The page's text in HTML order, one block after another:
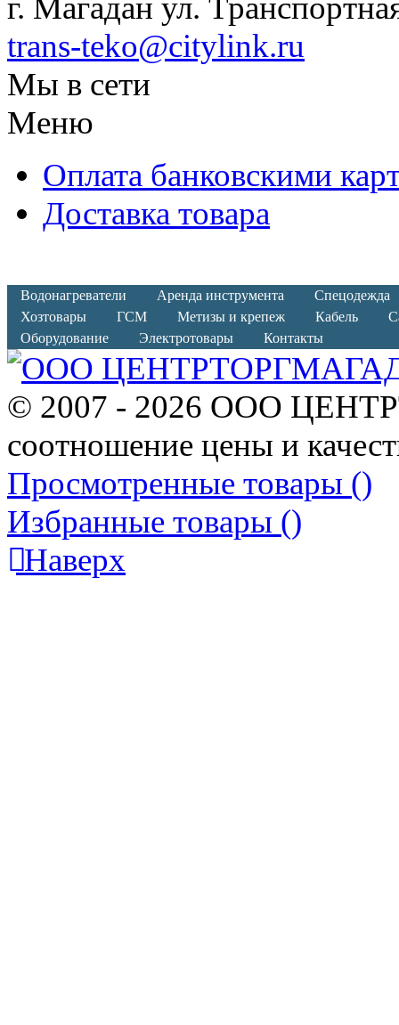
г. Магадан ул.
trans-teko@citylink.ru
Мы в сети
Меню
Оплата банковскими
Доставка товара
Водонагреватели Аренда инструмента
Спецодежда
Хозтовары
ГСМ Метизы и крепеж Кабель
Оборудование
Электротовары Контакты
© 2007 - 2026 ООО
соотношение цены и
Просмотренные товары ()
Избранные товары ()
Наверх